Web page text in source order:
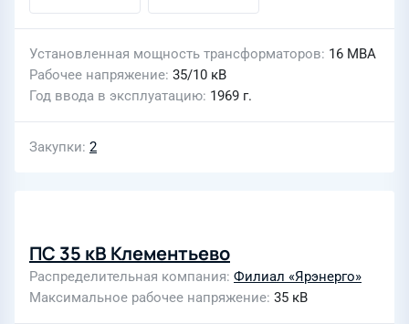
Установленная мощность трансформаторов 16 МВА
Рабочее напряжение 35/10 кВ
Год ввода в эксплуатацию 1969 г.
Закупки 2
ПС 35 кВ Клементьево
Распределительная компания Филиал «Ярэнерго»
Максимальное рабочее напряжение 35 кВ